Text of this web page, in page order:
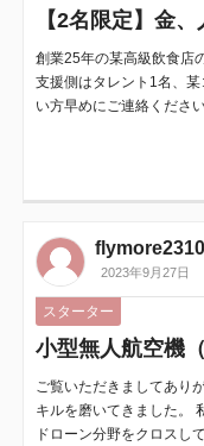
【2名限定】金
創業25年の某高級飲食店
支援側はタレント1名、
い方早めにご連絡くださ
flymore2310
2023年9月27日
スターター
小型無人航空機
ご覧いただきましてあり
キルを磨いてきました。
ドローン分野をクロスし